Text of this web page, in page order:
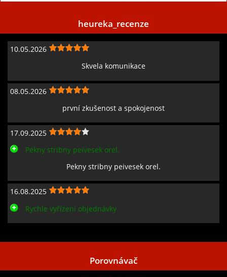
heureka_recenze
10.05.2026
Skvela komunikace
08.05.2026
první zkušenost a spokojenost
17.09.2025
Pekny stribny peivesek orel.
Pekny stribny peivesek orel.
16.08.2025
Rychle vyřízení objednávky
Porovnávač